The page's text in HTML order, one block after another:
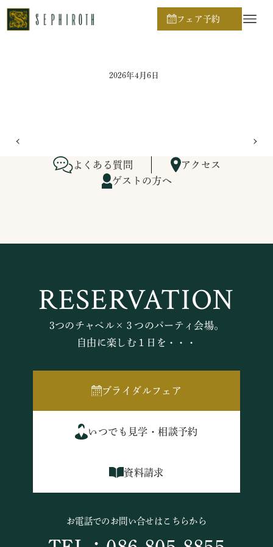
フェア予約
ホーム
2026年4月6日
よくある質問
アクセス
ゲストの方へ
RESERVATION
3つのチャペル×３つのパーティ会場。
自由に楽しむ１日を・・・
ブライダルフェア
いつでも見学・相談予約
資料請求
お電話でのお問い合せはこちらから